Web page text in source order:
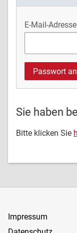
E-Mail-Adresse
Sie haben
Bitte klicken Sie
Impressum